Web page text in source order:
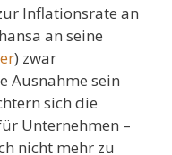
Inflationsrate an
an seine
) zwar
Ausnahme sein
sich die
Unternehmen –
nicht mehr zu